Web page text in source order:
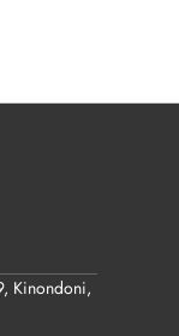
Kinondoni,